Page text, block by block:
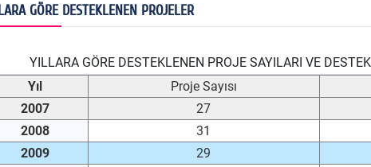
GÖRE DESTEKLENEN PROJELER
GÖRE DESTEKLENEN PROJE SAYILARI VE DESTEK
Yıl
Proje Sayısı
2007
27
2008
31
2009
29